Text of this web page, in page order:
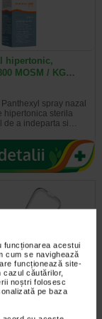
funcționarea acestui
cum se navighează
funcționează site-
cazul căutărilor,
noștri folosesc
pe baza
hipertonic,
MOSM / KG…
spray nazal
hipertonica sterila
de a indeparta si…
in forma de